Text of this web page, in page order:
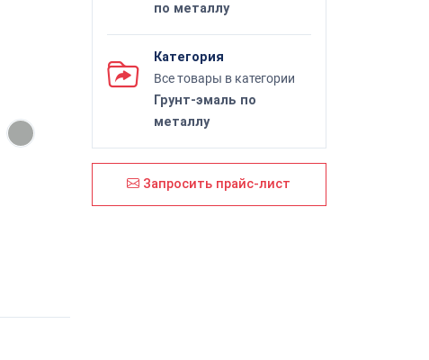
по металлу
Категория
Все товары в категории
Грунт-эмаль по
металлу
Запросить прайс-лист